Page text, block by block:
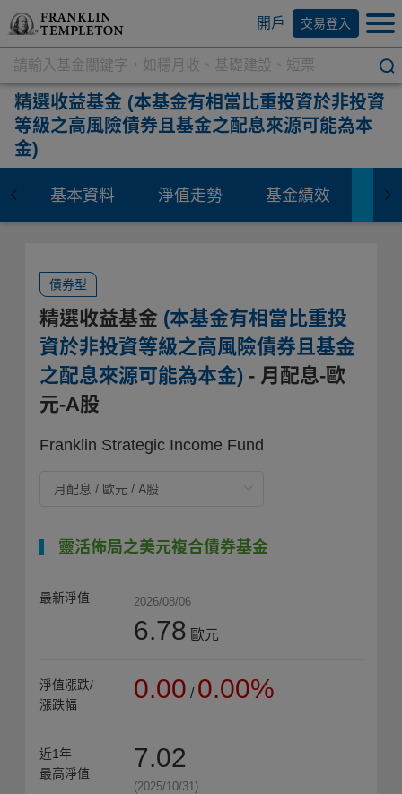
開戶 交易登入
精選收益基金 (本基金有相當比重投資於非投資
等級之高風險債券且基金之配息來源可能為本
金)
基本資料 淨值走勢 基金績效 資
債券型
精選收益基金 (本基金有相當比重投
資於非投資等級之高風險債券且基金
之配息來源可能為本金) - 月配息-歐
元-A股
Franklin Strategic Income Fund
靈活佈局之美元複合債券基金
最新淨值 2026/08/06
6.78 歐元
淨值漲跌/
漲跌幅
0.00 / 0.00%
近1年
最高淨值
7.02
(2025/10/31)